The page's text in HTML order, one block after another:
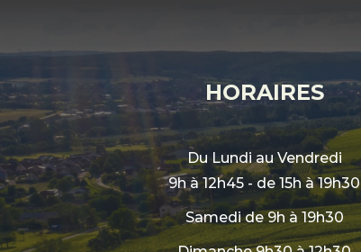
HORAIRES
Du Lundi au Vendredi
9h à 12h45 - de 15h à 19h30
Samedi de 9h à 19h30